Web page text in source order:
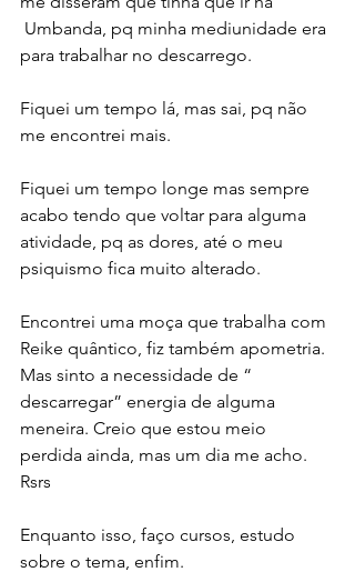
Umbanda, pq minha mediunidade era
para trabalhar no descarrego.
Fiquei um tempo lá, mas sai, pq não
me encontrei mais.
Fiquei um tempo longe mas sempre
acabo tendo que voltar para alguma
atividade, pq as dores, até o meu
psiquismo fica muito alterado.
Encontrei uma moça que trabalha com
Reike quântico, fiz também apometria.
Mas sinto a necessidade de “
descarregar” energia de alguma
meneira. Creio que estou meio
perdida ainda, mas um dia me acho.
Rsrs
Enquanto isso, faço cursos, estudo
sobre o tema, enfim.